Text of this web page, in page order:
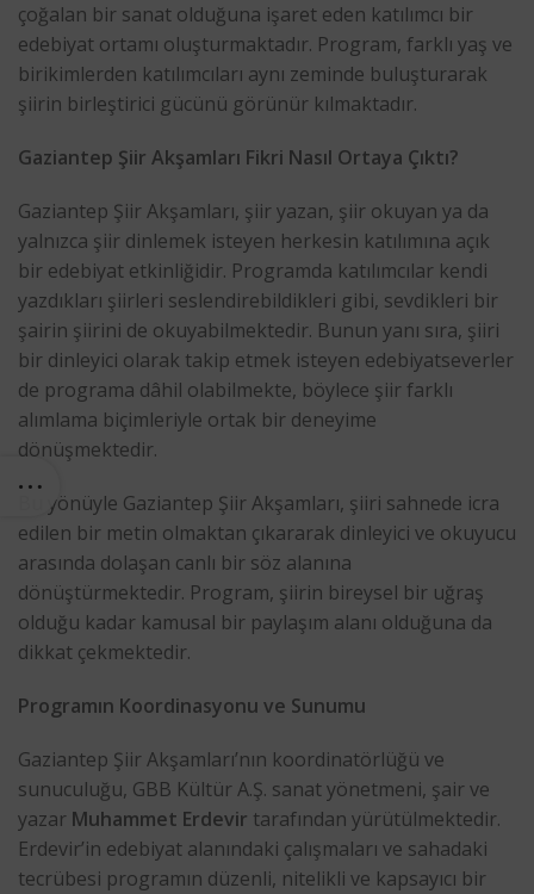
çoğalan bir sanat olduğuna işaret eden katılımcı bir
edebiyat ortamı oluşturmaktadır. Program, farklı yaş ve
birikimlerden katılımcıları aynı zeminde buluşturarak
şiirin birleştirici gücünü görünür kılmaktadır.
Gaziantep Şiir Akşamları Fikri Nasıl Ortaya Çıktı?
Gaziantep Şiir Akşamları, şiir yazan, şiir okuyan ya da
yalnızca şiir dinlemek isteyen herkesin katılımına açık
bir edebiyat etkinliğidir. Programda katılımcılar kendi
yazdıkları şiirleri seslendirebildikleri gibi, sevdikleri bir
şairin şiirini de okuyabilmektedir. Bunun yanı sıra, şiiri
bir dinleyici olarak takip etmek isteyen edebiyatseverler
de programa dâhil olabilmekte, böylece şiir farklı
alımlama biçimleriyle ortak bir deneyime
dönüşmektedir.
Bu yönüyle Gaziantep Şiir Akşamları, şiiri sahnede icra
edilen bir metin olmaktan çıkararak dinleyici ve okuyucu
arasında dolaşan canlı bir söz alanına
dönüştürmektedir. Program, şiirin bireysel bir uğraş
olduğu kadar kamusal bir paylaşım alanı olduğuna da
dikkat çekmektedir.
Programın Koordinasyonu ve Sunumu
Gaziantep Şiir Akşamları’nın koordinatörlüğü ve
sunuculuğu, GBB Kültür A.Ş. sanat yönetmeni, şair ve
yazar Muhammet Erdevir tarafından yürütülmektedir.
Erdevir’in edebiyat alanındaki çalışmaları ve sahadaki
tecrübesi programın düzenli, nitelikli ve kapsayıcı bir